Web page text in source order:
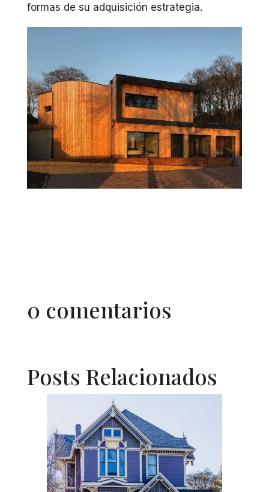
formas de su adquisición estrategia.
0 comentarios
Posts Relacionados